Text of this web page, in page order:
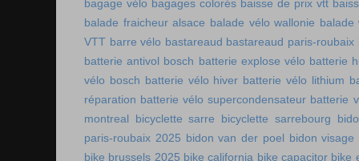
bagage vélo bagages colorés baisse de prix vtt
balade fraicheur alsace balade vélo wallonie balade
VTT barre vélo bastareaud bastareaud paris-roubaix
batterie antivol bosch batterie explose vélo batterie
vélo bosch batterie vélo hiver batterie vélo lithium
réparation batterie vélo supercondensateur batterie
montreal
bicyclette sarre bicyclette sarrebourg
paris-roubaix 2025 bidon van der poel bidon visage
bike brussels 2025 bike california bike capacitor bike